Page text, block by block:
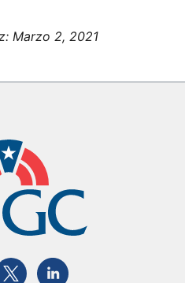
Marzo 2, 2021
FaceBook de PBGC
la página de X de PBGC
Visite la página de